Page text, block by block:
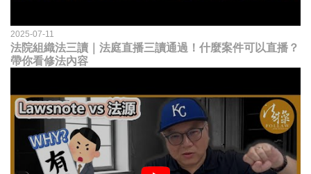
2025-07-11
法院組織法三讀｜法庭直播三讀通過！什麼案件可以直播？
帶你看修法內容